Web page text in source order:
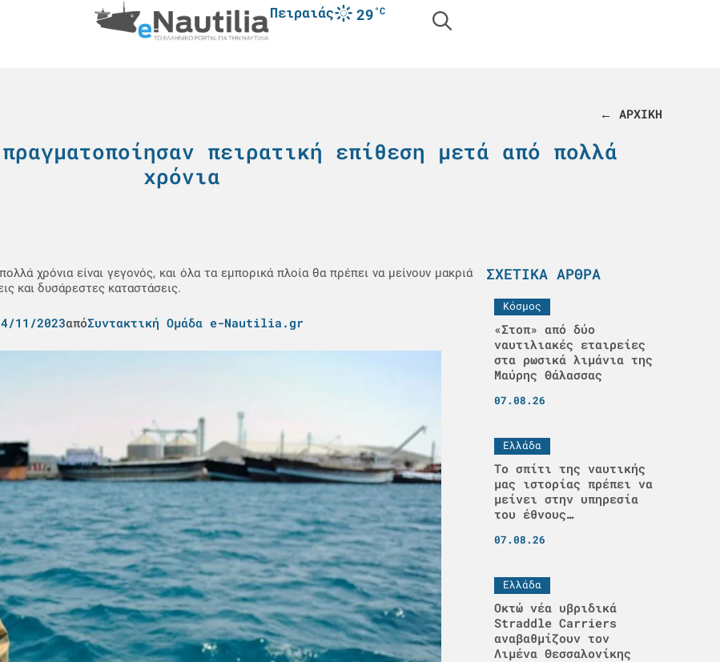
Πειραιάς 29°C
← ΑΡΧΙΚΗ
πειρατική επίθεση μετά από πολλά
χρόνια
χρόνια είναι γεγονός, και όλα τα εμπορικά πλοία θα πρέπει να μείνουν μακριά
και δυσάρεστες καταστάσεις.
11/2023απόΣυντακτική Ομάδα e-Nautilia.gr
ΣΧΕΤΙΚΆ ΆΡΘΡΑ
Κόσμος
«Στοπ» από δύο
ναυτιλιακές εταιρείες
στα ρωσικά λιμάνια της
Μαύρης Θάλασσας
07.08.26
Ελλάδα
Το σπίτι της ναυτικής
μας ιστορίας πρέπει να
μείνει στην υπηρεσία
του έθνους…
07.08.26
Ελλάδα
Οκτώ νέα υβριδικά
Straddle Carriers
αναβαθμίζουν τον
Λιμένα Θεσσαλονίκης